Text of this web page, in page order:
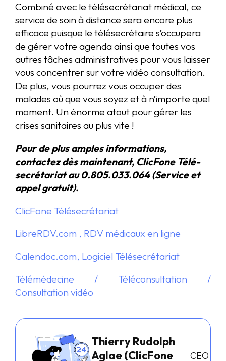
Combiné avec le télésecrétariat médical, ce
service de soin à distance sera encore plus
efficace puisque le télésecrétaire s’occupera
de gérer votre agenda ainsi que toutes vos
autres tâches administratives pour vous laisser
vous concentrer sur votre vidéo consultation.
De plus, vous pourrez vous occuper des
malades où que vous soyez et à n’importe quel
moment. Un énorme atout pour gérer les
crises sanitaires au plus vite !
Pour de plus amples informations,
contactez dès maintenant, ClicFone Télé-
secrétariat au 0.805.033.064 (Service et
appel gratuit).
ClicFone Télésecrétariat
LibreRDV.com , RDV médicaux en ligne
Calendoc.com, Logiciel Télésecrétariat
Télémédecine / Téléconsultation /
Consultation vidéo
Thierry Rudolph
Aglae (ClicFone
CEO